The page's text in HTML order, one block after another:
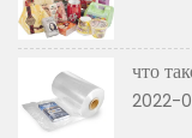
что
2022-